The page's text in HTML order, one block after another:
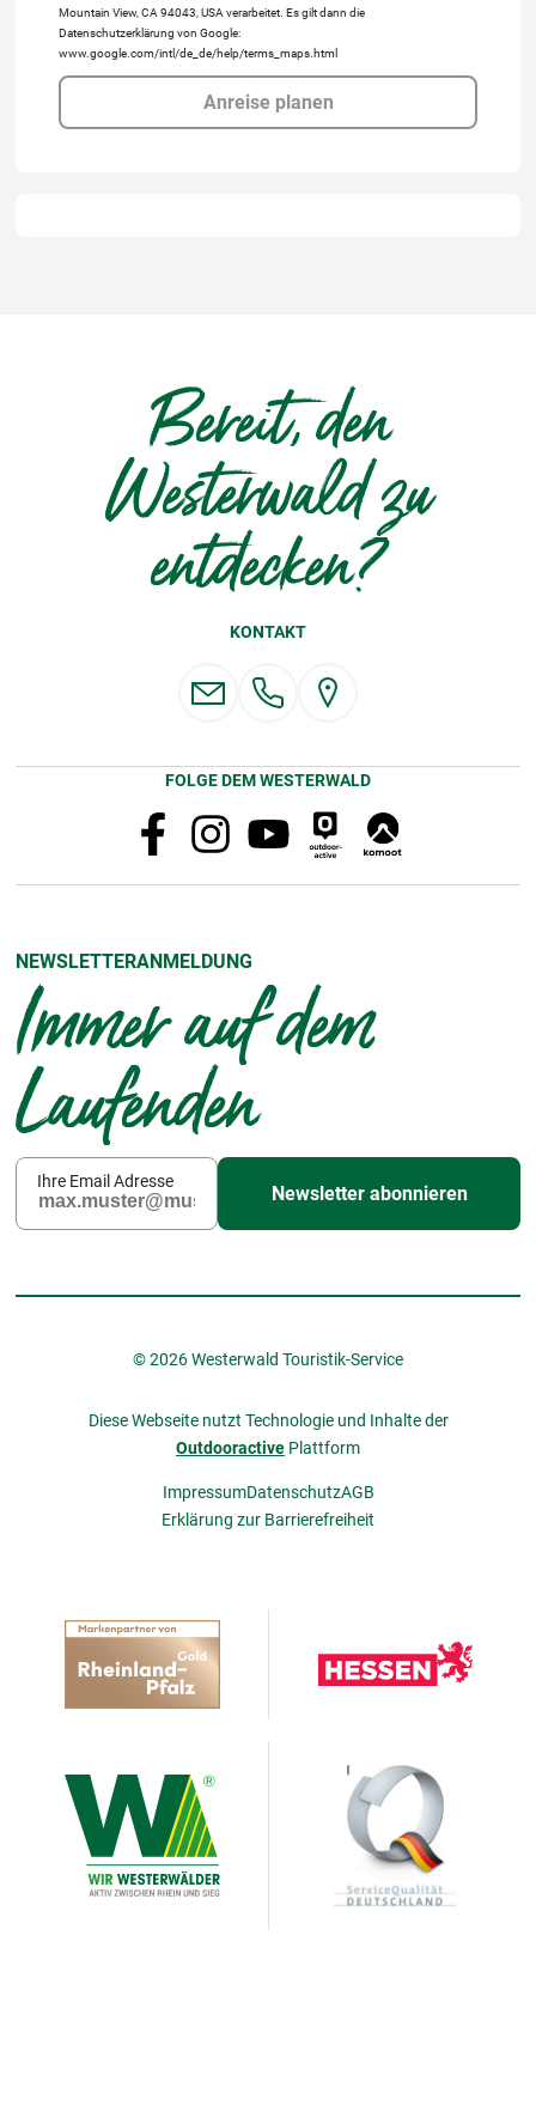
Mountain View, CA 94043, USA verarbeitet. Es gilt dann die
Datenschutzerklärung von Google:
www.google.com/intl/de_de/help/terms_maps.html
Anreise planen
Bereit, den
Westerwald zu
entdecken?
KONTAKT
FOLGE DEM WESTERWALD
NEWSLETTERANMELDUNG
Immer auf dem
Laufenden
Ihre Email Adresse
Newsletter abonnieren
© 2026 Westerwald Touristik-Service
Diese Webseite nutzt Technologie und Inhalte der
Outdooractive Plattform
ImpressumDatenschutzAGB
Erklärung zur Barrierefreiheit